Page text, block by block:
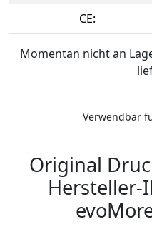
CE:
Momentan nicht an
Verwendbar
Original
Hersteller-